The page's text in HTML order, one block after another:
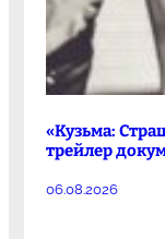
«Кузьма:
трейлер
06.08.2026